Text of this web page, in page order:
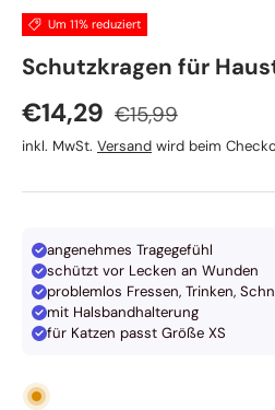
Um 11% reduziert
TRIXIE
Schutzkragen für
Verkaufspreis
€14,29 Normaler Preis
€15,99
inkl. MwSt. Versand wird beim
angenehmes Tragegefühl
schützt vor Lecken an Wunden
problemlos Fressen, Trinken,
mit Halsbandhalterung
für Katzen passt Größe XS